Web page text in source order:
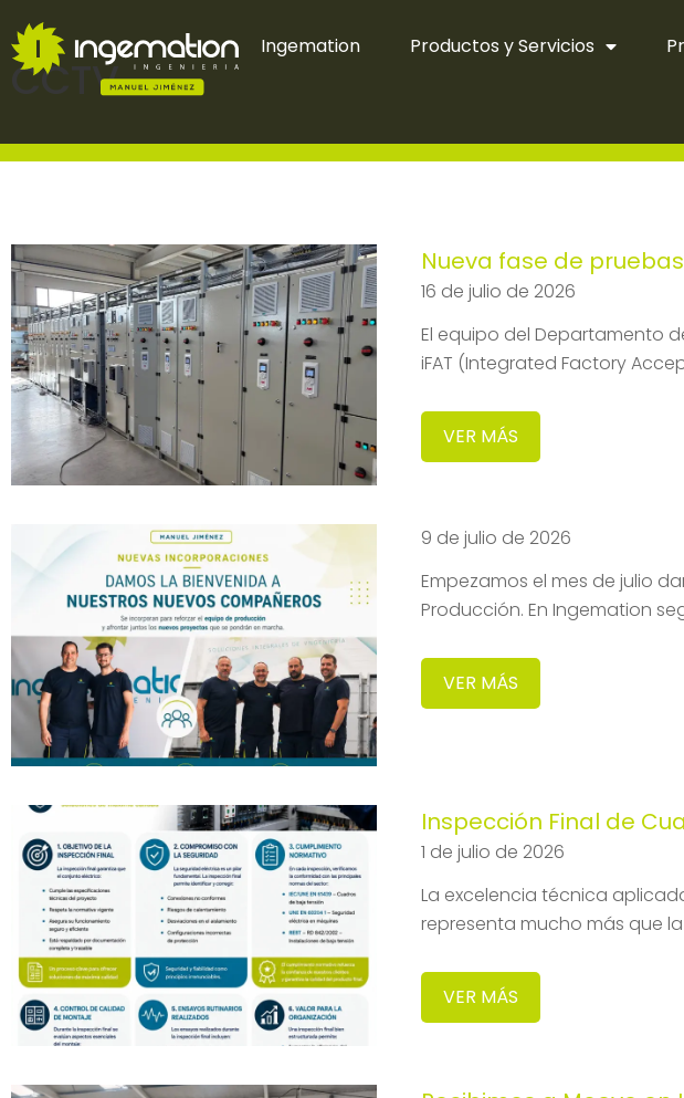
Ingemation Productos y Servicios
CCTV
Nueva fase de
16 de julio de 2026
El equipo del Departamento
iFAT (Integrated Factory
VER MÁS
9 de julio de 2026
Empezamos el mes de julio
Producción. En Ingemation
VER MÁS
Inspección Final de
1 de julio de 2026
La excelencia técnica
representa mucho más que
VER MÁS